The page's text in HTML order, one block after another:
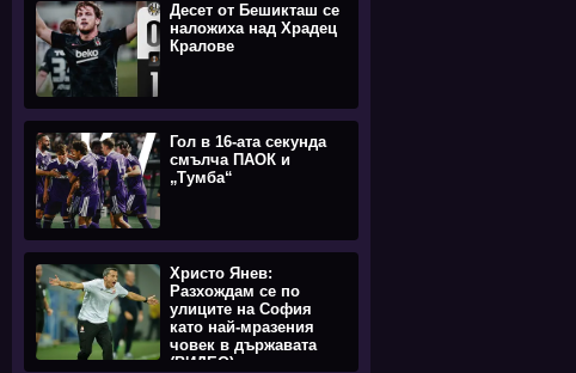
Десет от Бешикташ се
наложиха над Храдец
Кралове
Гол в 16-ата секунда
смълча ПАОК и
„Тумба“
Христо Янев:
Разхождам се по
улиците на София
като най-мразения
човек в държавата
(ВИДЕО)